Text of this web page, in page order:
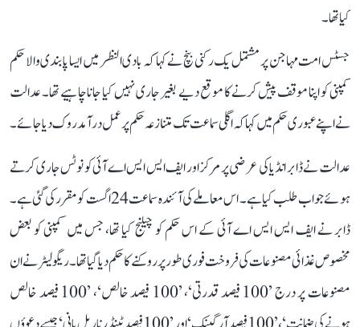
کیا تھا۔
جسٹس امت مہاجن پر مشتمل یک رکنی بنچ نے کہا کہ بادی النظر میں ایسا پابندی والا حکم
کمپنی کو اپنا موقف پیش کرنے کا موقع دیے بغیر جاری نہیں کیا جانا چاہیے تھا۔ عدالت
نے اپنے عبوری حکم میں کہا کہ اگلی سماعت تک متنازعہ حکم پر عمل درآمد روک دیا جائے۔
عدالت نے ڈابر انڈیا کی عرضی پر مرکز اور ایف ایس ایس اے آئی کو نوٹس جاری کرتے
ہوئے جواب طلب کیا ہے۔ اس معاملے کی آئندہ سماعت 24 اگست کو مقرر کی گئی ہے۔
ڈابر نے ایف ایس ایس اے آئی کے اس حکم کو چیلنج کیا تھا، جس میں کمپنی کو بعض
مخصوص غذائی مصنوعات کی فروخت فوری طور پر روکنے کا حکم دیا گیا تھا۔ ریگولیٹر نے ان
مصنوعات پر درج ’100 فیصد قدرتی‘، ’100 فیصد خالص‘، ’100 فیصد خالص